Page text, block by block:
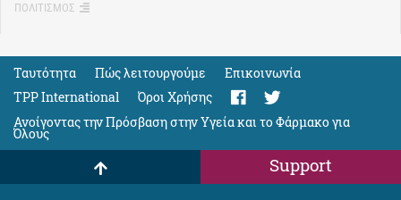
ΠΟΛΙΤΙΣΜΟΣ
Ταυτότητα Πώς λειτουργούμε
Eπικοινωνία
TPP International
Όροι Χρήσης
Ανοίγοντας την Πρόσβαση στην Υγεία και το Φάρμακο για
Όλους
Support